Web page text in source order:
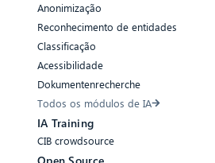
Anonimização
Reconhecimento de entidades
Classificação
Acessibilidade
Dokumentenrecherche
Todos os módulos de IA
IA Training
CIB crowdsource